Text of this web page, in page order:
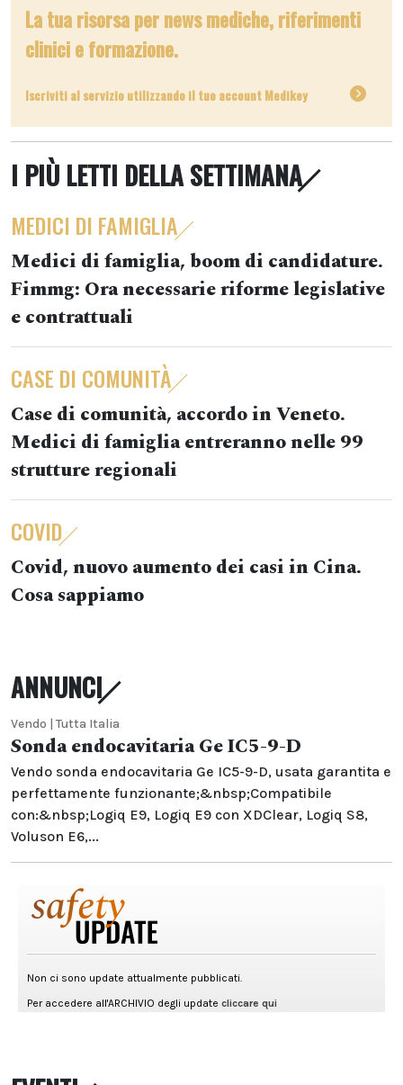
La tua risorsa per news mediche, riferimenti
clinici e formazione.
Iscriviti al servizio utilizzando il tuo account Medikey
I PIÙ LETTI DELLA SETTIMANA
MEDICI DI FAMIGLIA
Medici di famiglia, boom di candidature.
Fimmg: Ora necessarie riforme legislative
e contrattuali
CASE DI COMUNITÀ
Case di comunità, accordo in Veneto.
Medici di famiglia entreranno nelle 99
strutture regionali
COVID
Covid, nuovo aumento dei casi in Cina.
Cosa sappiamo
ANNUNCI
Vendo | Tutta Italia
Sonda endocavitaria Ge IC5-9-D
Vendo sonda endocavitaria Ge IC5-9-D, usata garantita e
perfettamente funzionante;&nbsp;Compatibile
con:&nbsp;Logiq E9, Logiq E9 con XDClear, Logiq S8,
Voluson E6,...